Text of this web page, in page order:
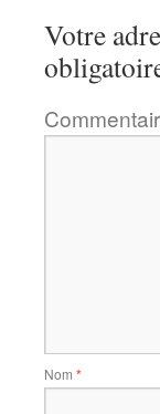
Votre
Nom *